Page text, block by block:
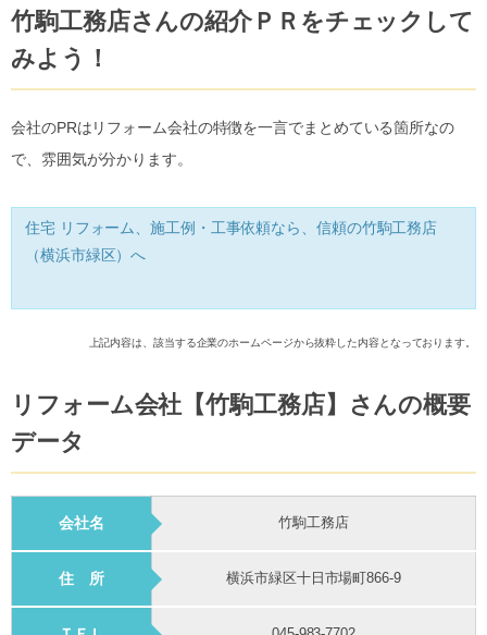
竹駒工務店さんの紹介ＰＲをチェックして
みよう！
会社のPRはリフォーム会社の特徴を一言でまとめている箇所なの
で、雰囲気が分かります。
住宅 リフォーム、施工例・工事依頼なら、信頼の竹駒工務店
（横浜市緑区）へ
上記内容は、該当する企業のホームページから抜粋した内容となっております。
リフォーム会社【竹駒工務店】さんの概要
データ
会社名 竹駒工務店
住 所 横浜市緑区十日市場町866-9